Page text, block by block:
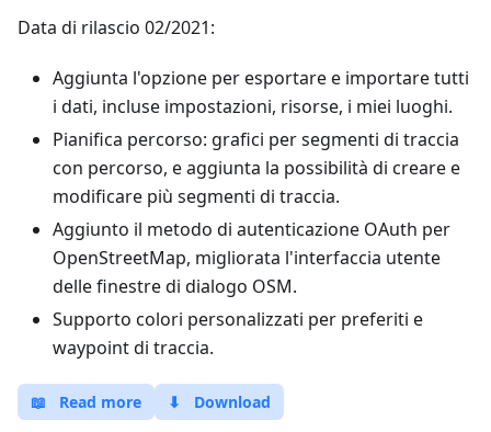
Data di rilascio 02/2021:
Aggiunta l'opzione per esportare e importare tutti
i dati, incluse impostazioni, risorse, i miei luoghi.
Pianifica percorso: grafici per segmenti di traccia
con percorso, e aggiunta la possibilità di creare e
modificare più segmenti di traccia.
Aggiunto il metodo di autenticazione OAuth per
OpenStreetMap, migliorata l'interfaccia utente
delle finestre di dialogo OSM.
Supporto colori personalizzati per preferiti e
waypoint di traccia.
📖 Read more ⬇ Download